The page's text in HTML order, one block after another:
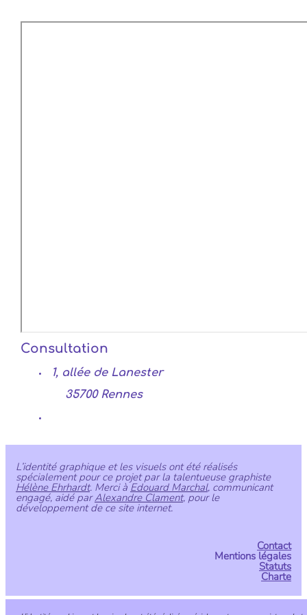
Consultation
1, allée de Lanester
35700 Rennes
L’identité graphique et les visuels ont été réalisés
spécialement pour ce projet par la talentueuse graphiste
Hélène Ehrhardt. Merci àEdouard Marchal, communicant
engagé, aidé parAlexandre Clament, pour le
développement de ce site internet.
Contact
Mentions légales
Statuts
Charte